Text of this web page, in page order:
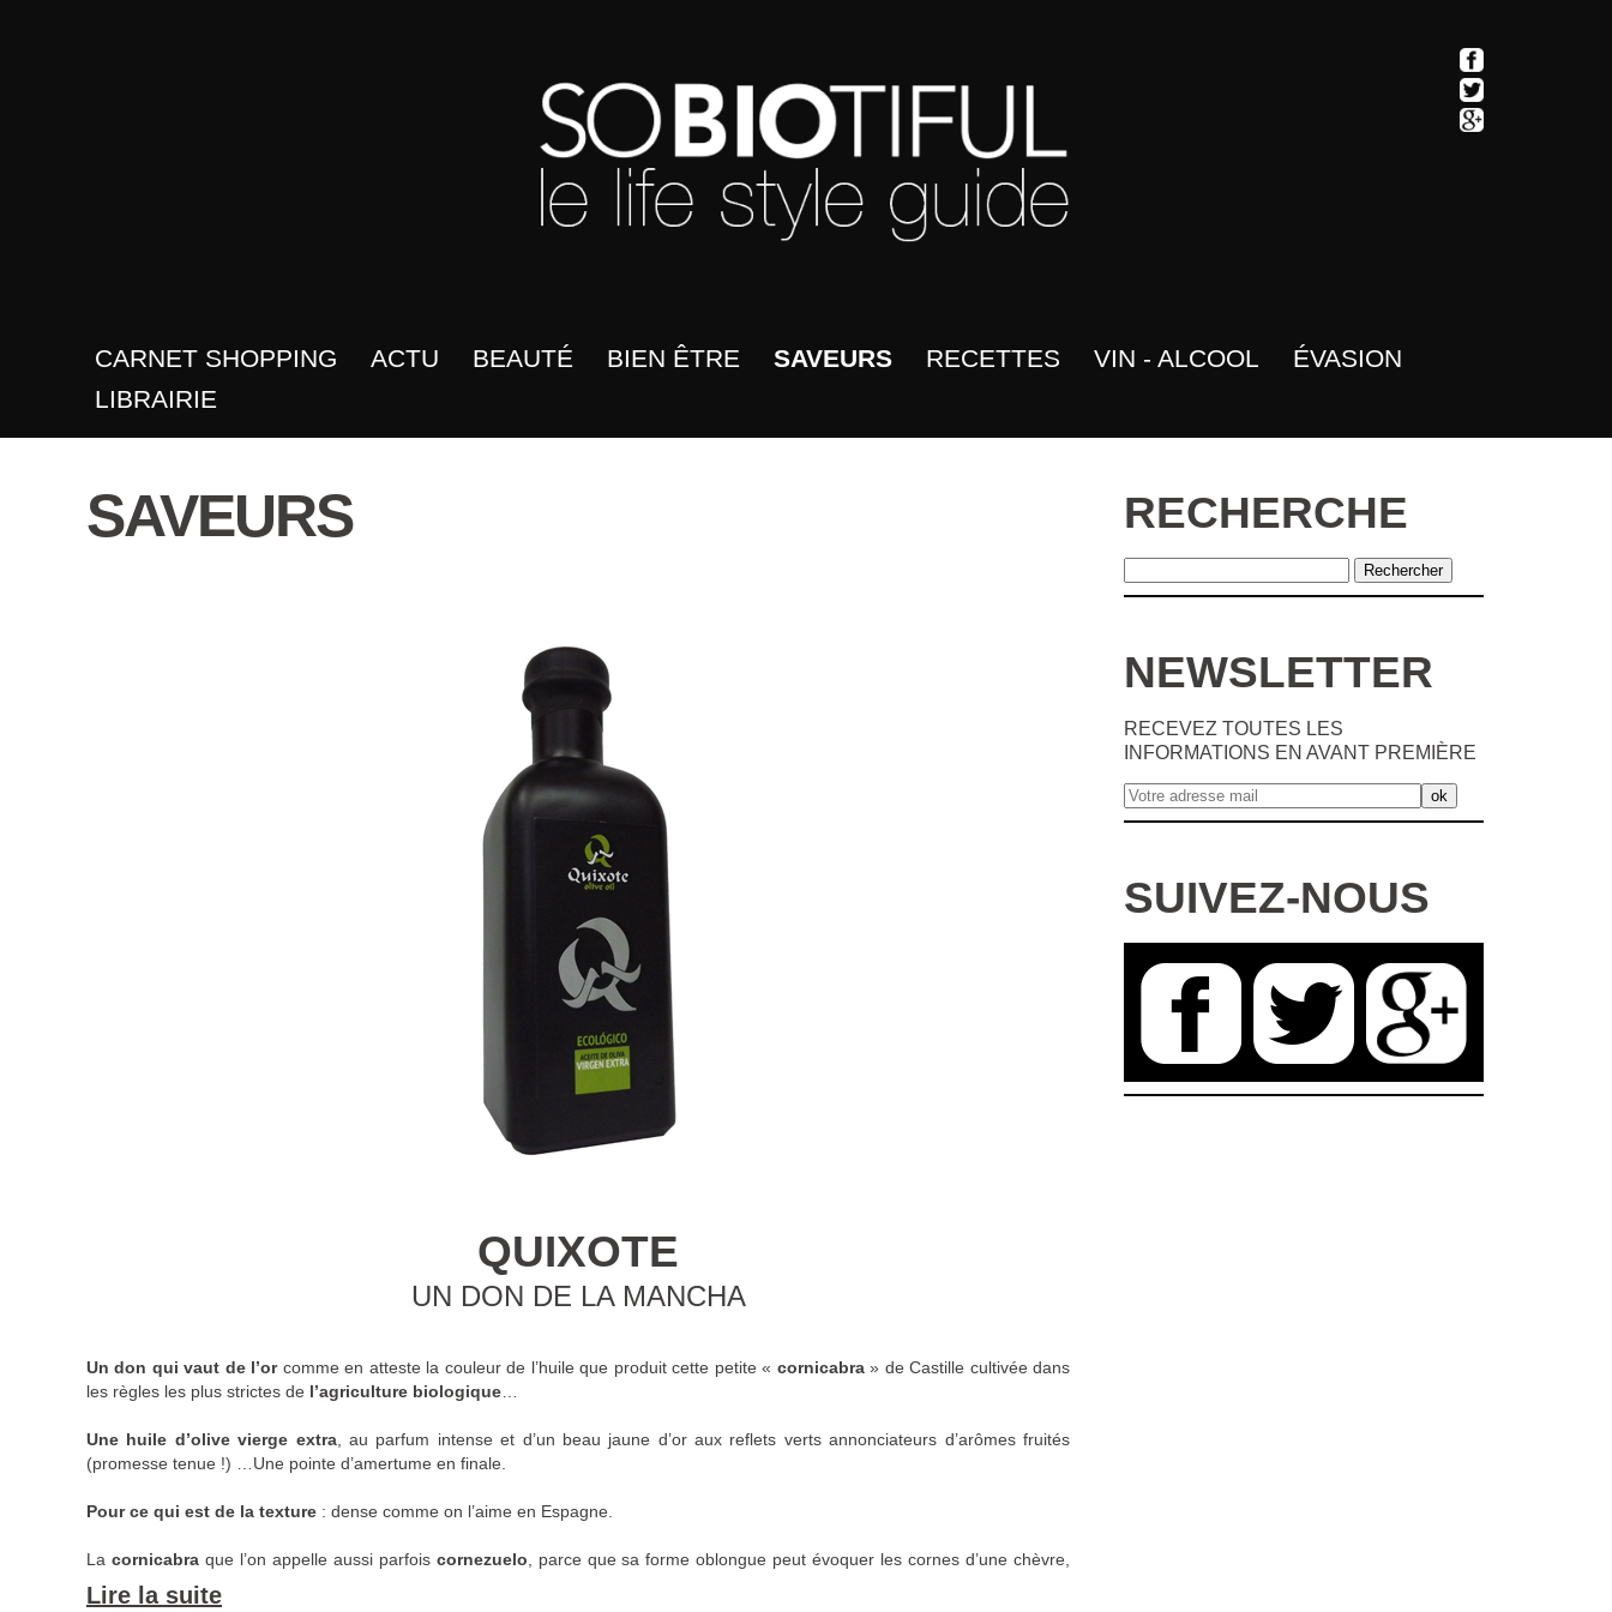
CARNET SHOPPING ACTU BEAUTÉ BIEN ÊTRE SAVEURS RECETTES VIN - ALCOOL
ÉVASION
LIBRAIRIE
SAVEURS
QUIXOTE
UN DON DE LA MANCHA
Un don qui vaut de l’orcomme en atteste la couleur de l’huile que produit cette petite « cornicabra» de Castille cultivée dans
les règles les plus strictes de l’agriculture biologique
Une huile d’olive vierge extra, au parfum intense et d’un beau jaune d’or aux reflets verts annonciateurs d’arômes fruités
(promesse tenue !) …Une pointe d’amertume en finale.
Pour ce qui est de la texture : dense comme on l’aime en Espagne.
La cornicabraque l’on appelle aussi parfoiscornezuelo , parce que sa forme oblongue peut évoquer les cornes d’une chèvre,
se trouve essentiellement en Castille/Manche, où elle s’acclimate très bien. Pour les papilles, une petite allusion à l’amande et à
la pomme.
Lire la suite
RECHERCHE
NEWSLETTER
RECEVEZ TOUTES LES
INFORMATIONS EN AVANT PREMIÈRE
SUIVEZ-NOUS